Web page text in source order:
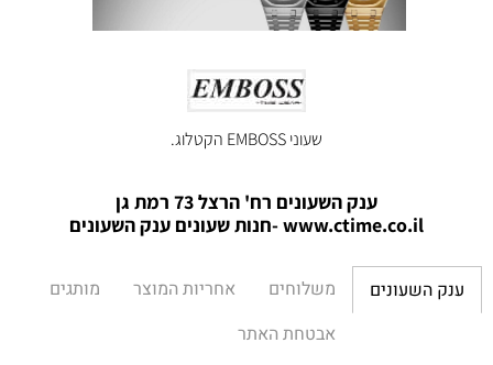
שעוני EMBOSS הקטלוג.
ענק השעונים רח' הרצל 73 רמת גן
www.ctime.co.il-חנות שעונים ענק השעונים
ענק השעונים משלוחים אחריות המוצר
מותגים
אבטחת האתר